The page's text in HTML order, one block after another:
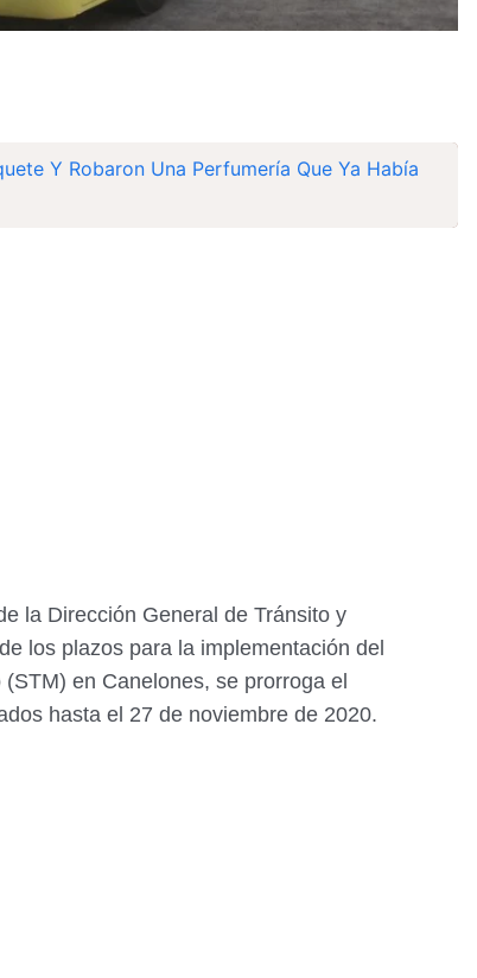
Y Robaron Una Perfumería Que Ya Había
la Dirección General de Tránsito y
los plazos para la implementación del
en Canelones, se prorroga el
hasta el 27 de noviembre de 2020.